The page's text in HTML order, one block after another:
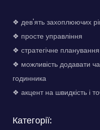
❖ дев'ять захоплюючих
❖ просте управління
❖ стратегічне
❖ можливість додавати
годинника
❖ акцент на швидкість і
Категорії: